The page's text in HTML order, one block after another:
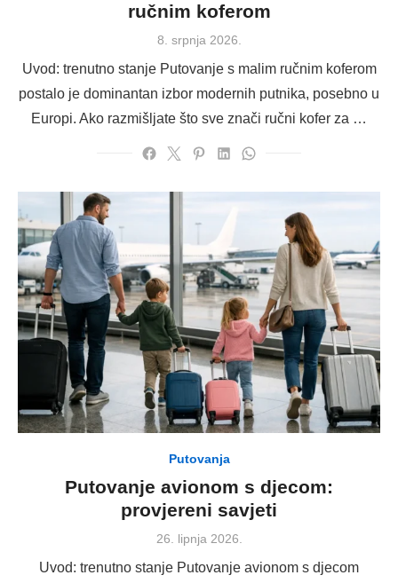
ručnim koferom
Posted
8. srpnja 2026.
Uvod: trenutno stanje Putovanje s malim ručnim koferom
postalo je dominantan izbor modernih putnika, posebno u
Europi. Ako razmišljate što sve znači ručni kofer za …
Putovanja
Putovanje avionom s djecom:
provjereni savjeti
Posted
26. lipnja 2026.
Uvod: trenutno stanje Putovanje avionom s djecom